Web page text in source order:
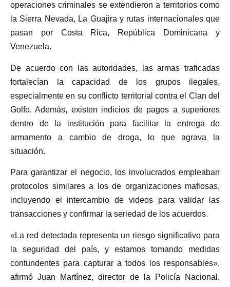
operaciones criminales se extendieron a territorios como
la Sierra Nevada, La Guajira y rutas internacionales que
pasan por Costa Rica, República Dominicana y
Venezuela.
De acuerdo con las autoridades, las armas traficadas
fortalecían la capacidad de los grupos ilegales,
especialmente en su conflicto territorial contra el Clan del
Golfo. Además, existen indicios de pagos a superiores
dentro de la institución para facilitar la entrega de
armamento a cambio de droga, lo que agrava la
situación.
Para garantizar el negocio, los involucrados empleaban
protocolos similares a los de organizaciones mafiosas,
incluyendo el intercambio de videos para validar las
transacciones y confirmar la seriedad de los acuerdos.
«La red detectada representa un riesgo significativo para
la seguridad del país, y estamos tomando medidas
contundentes para capturar a todos los responsables»,
afirmó Juan Martínez, director de la Policía Nacional.